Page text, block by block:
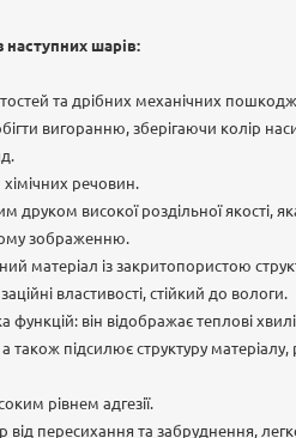
наступних шарів:
та дрібних механічних
вигоранню, зберігаючи колір
речовин.
друком високої роздільної якості,
зображенню.
матеріал із закритопористою
властивості, стійкий до вологи.
функцій: він відображає теплові
підсилює структуру
рівнем адгезії.
від пересихання та забруднення,